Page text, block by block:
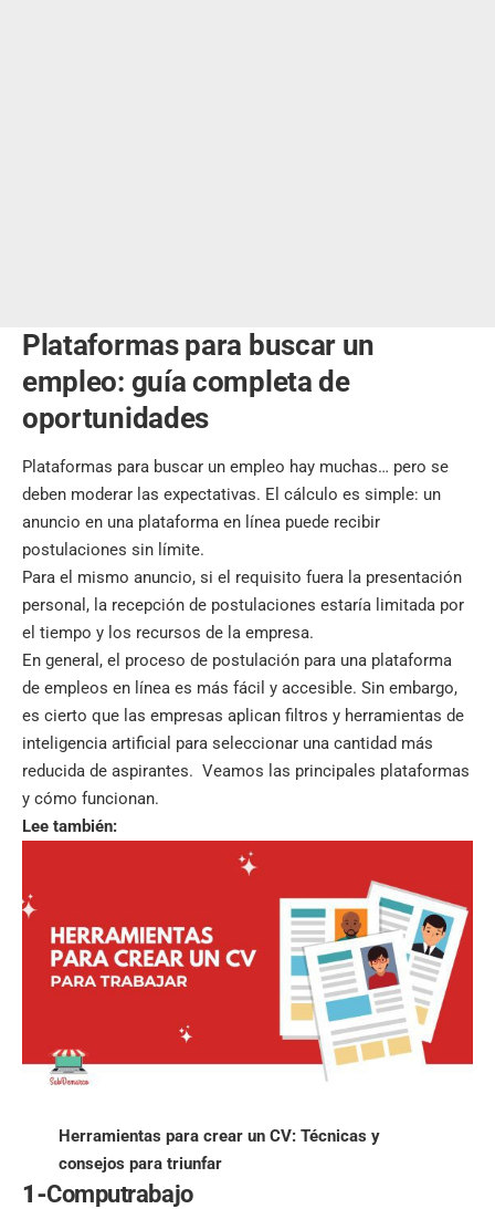
Plataformas para buscar un
empleo: guía completa de
oportunidades
Plataformas para buscar un empleo hay muchas… pero se
deben moderar las expectativas. El cálculo es simple: un
anuncio en una plataforma en línea puede recibir
postulaciones sin límite.
Para el mismo anuncio, si el requisito fuera la presentación
personal, la recepción de postulaciones estaría limitada por
el tiempo y los recursos de la empresa.
En general, el proceso de postulación para una plataforma
de empleos en línea es más fácil y accesible. Sin embargo,
es cierto que las empresas aplican filtros y herramientas de
inteligencia artificial para seleccionar una cantidad más
reducida de aspirantes. Veamos las principales plataformas
y cómo funcionan.
Lee también:
Herramientas para crear un CV: Técnicas y
consejos para triunfar
1-Computrabajo